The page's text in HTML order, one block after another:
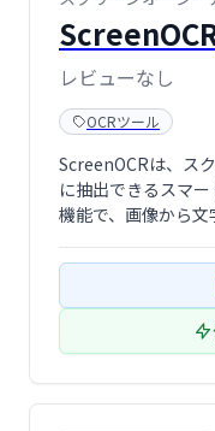
レビューなし
OCRツール
ScreenOCRは、ス
に抽出できるスマ
機能で、画像から
用可能です。